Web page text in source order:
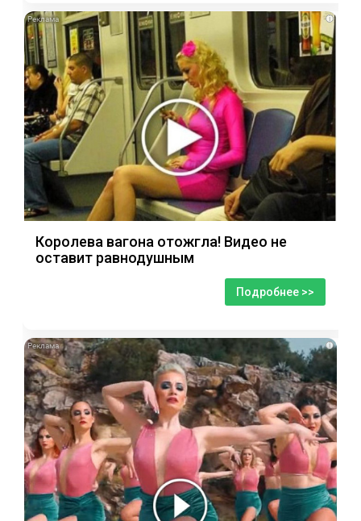
i
Королева вагона отожгла! Видео не
оставит равнодушным
Подробнее >>
i